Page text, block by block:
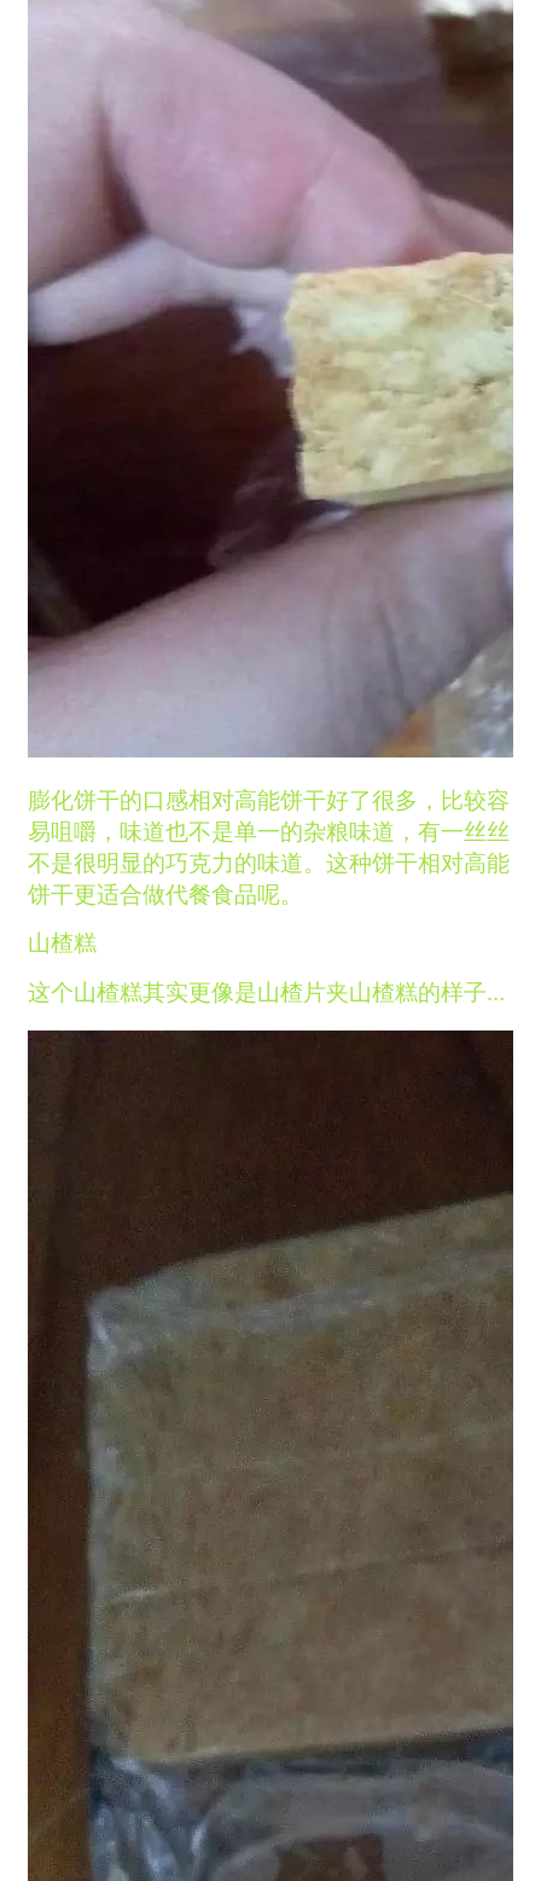
膨化饼干的口感相对高能饼干好了很多，比较容
易咀嚼，味道也不是单一的杂粮味道，有一丝丝
不是很明显的巧克力的味道。这种饼干相对高能
饼干更适合做代餐食品呢。
山楂糕
这个山楂糕其实更像是山楂片夹山楂糕的样子…